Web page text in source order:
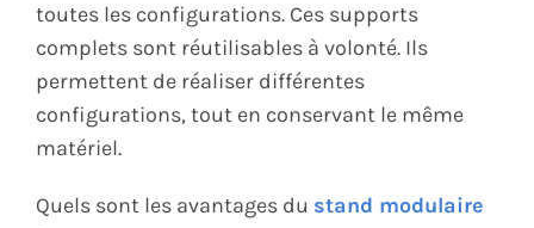
toutes les configurations. Ces supports
complets sont réutilisables à volonté. Ils
permettent de réaliser différentes
configurations, tout en conservant le même
matériel.
Quels sont les avantages du stand modulaire